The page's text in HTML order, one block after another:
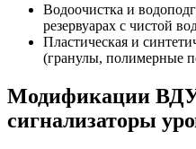
Водоочистка и
резервуарах с чистой
Пластическая и
(гранулы, полимерные
Модификации
сигнализаторы